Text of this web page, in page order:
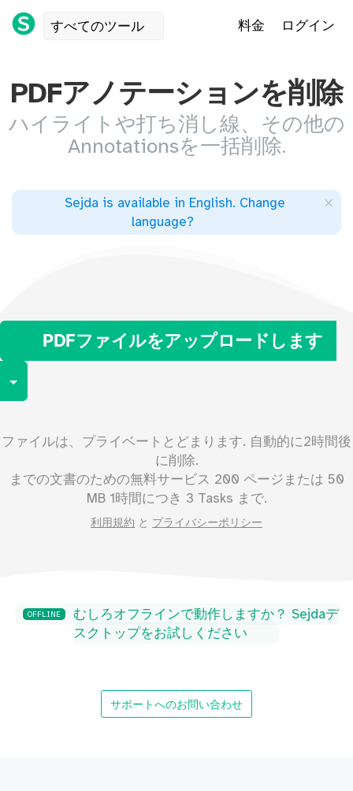
すべてのツール 料金 ログイン
PDFアノテーションを削除
ハイライトや打ち消し線、その他の
Annotationsを一括削除.
Sejda is available in English. Change
language?
×
PDFファイルをアップロードします
Toggle Dropdown
ファイルは、プライベートとどまります. 自動的に2時間後
に削除.
までの文書のための無料サービス 200 ページまたは 50
MB 1時間につき 3 Tasks まで.
利用規約 と プライバシーポリシー
OFFLINE
むしろオフラインで動作しますか？ Sejdaデ
スクトップをお試しください
サポートへのお問い合わせ